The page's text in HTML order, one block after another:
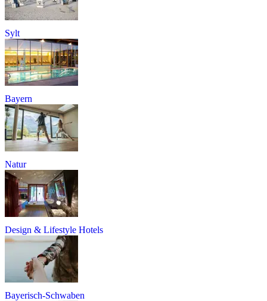
Sylt
Bayern
Natur
Design & Lifestyle Hotels
Bayerisch-Schwaben